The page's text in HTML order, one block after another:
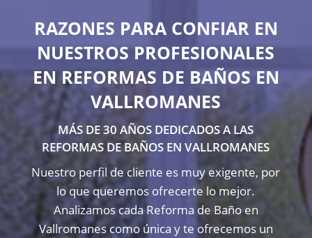
RAZONES PARA CONFIAR EN
NUESTROS PROFESIONALES
EN REFORMAS DE BAÑOS EN
VALLROMANES
MÁS DE 30 AÑOS DEDICADOS A LAS
REFORMAS DE BAÑOS EN VALLROMANES
Nuestro perfil de cliente es muy exigente, por
lo que queremos ofrecerte lo mejor.
Analizamos cada Reforma de Baño en
Vallromanes como única y te ofrecemos un